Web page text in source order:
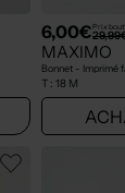
6,00€Prix
MAXIMO
Bonnet - Imprimé
T : 18 M